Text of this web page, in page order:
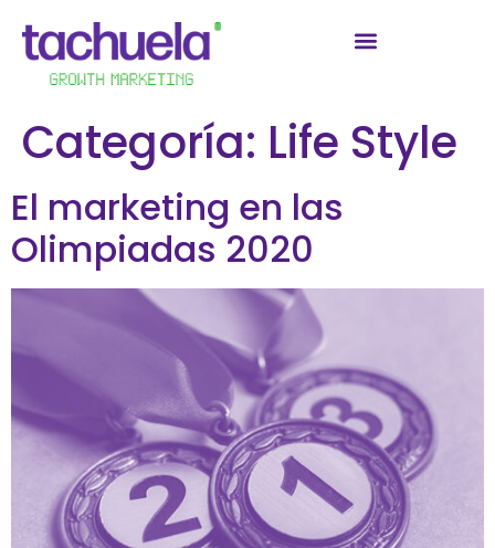
Categoría: Life Style
El marketing en las
Olimpiadas 2020